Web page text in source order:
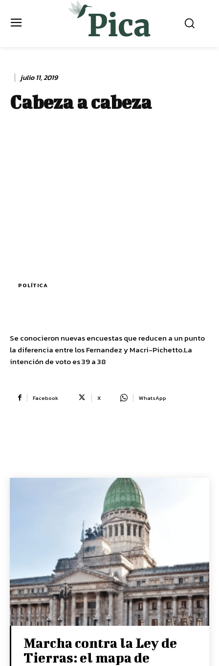
julio 11, 2019
Cabeza a cabeza
POLÍTICA
Se conocieron nuevas encuestas que reducen a un punto
la diferencia entre los Fernandez y Macri-Pichetto.La
intención de voto es 39 a 38
Facebook X WhatsApp
Marcha contra la Ley de
Tierras: el mapa de